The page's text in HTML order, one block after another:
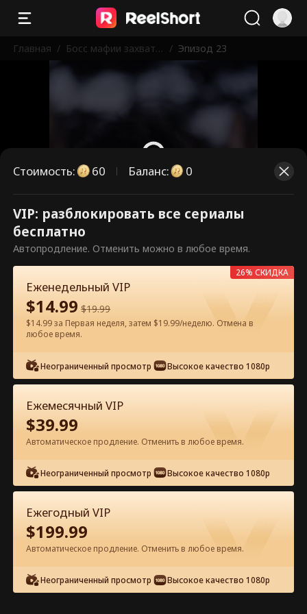
Главная / Босс мафии захваты
вает старшую школ
/ Эпизод 23
Это платные эпизоды.
Разблокируйте, чтобы смотреть.
60Разблокировать сейчас
Смотреть бесплатно в приложении
Эпизод 23 - Босс мафии
захватывает старшую школу
Полный фильм
0-49 50-67 Все эпизоды
24
Стоимость: 60 Баланс: 0
VIP: разблокировать все сериалы
бесплатно
Автопродление. Отменить можно в любое время.
Еженедельный VIP
$14.99 $19.99
$14.99 за Первая неделя, затем $19.99/неделю. Отмена в
любое время.
Неограниченный просмотр Высокое качество 1080p
26% СКИДКА
Ежемесячный VIP
$39.99
Автоматическое продление. Отменить в любое время.
Неограниченный просмотр Высокое качество 1080p
Ежегодный VIP
$199.99
Автоматическое продление. Отменить в любое время.
Неограниченный просмотр Высокое качество 1080p